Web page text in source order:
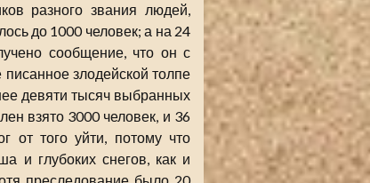
разного звания людей,
до 1000 человек; а на 24
сообщение, что он с
злодейской толпе
девяти тысяч выбранных
взято 3000 человек, и 36
от того уйти, потому что
и глубоких снегов, как и